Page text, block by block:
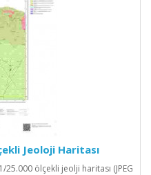
Jeoloji Haritası
25.000 ölçekli jeolji haritası (JPEG